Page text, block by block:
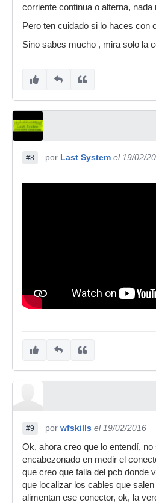
corriente continua o alterna, nada
Pero ten cuidado si lo haces con
Sino sabes mucho , mira solo la
#8 por Last System el 19/02/
#9 por wfskills el 19/02/2016
Ok, ahora creo que lo entendí,
encabezonado en medir el
que creo que falla del pcb donde
que localizar los cables que
alimentan ese conector, ok, la